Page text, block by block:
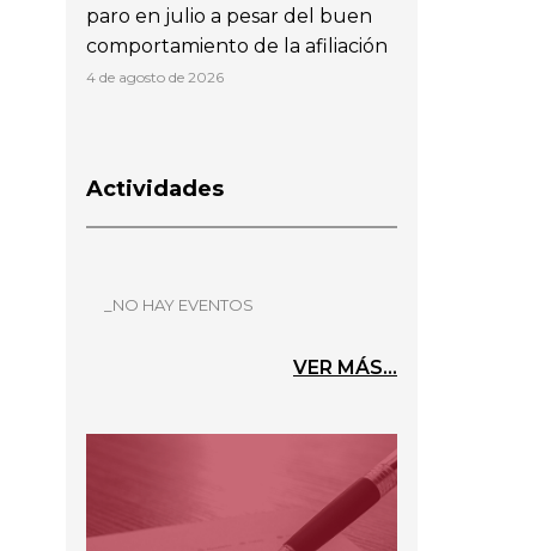
paro en julio a pesar del buen
comportamiento de la afiliación
4 de agosto de 2026
Actividades
_NO HAY EVENTOS
VER MÁS...